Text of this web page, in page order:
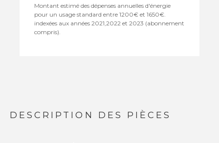
Montant estimé des dépenses annuelles d'énergie
pour un usage standard entre 1200€ et 1650€.
indexées aux années 2021,2022 et 2023 (abonnement
compris).
DESCRIPTION DES PIÈCES